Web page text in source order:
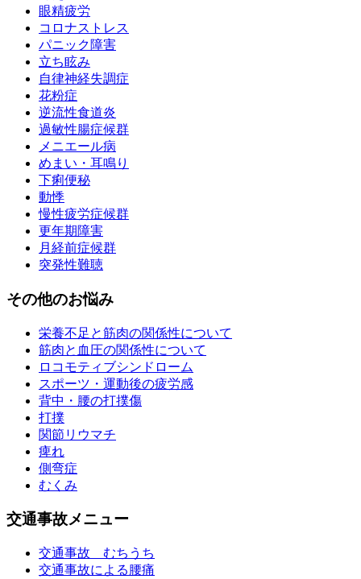
眼精疲労
コロナストレス
パニック障害
立ち眩み
自律神経失調症
花粉症
逆流性食道炎
過敏性腸症候群
メニエール病
めまい・耳鳴り
下痢便秘
動悸
慢性疲労症候群
更年期障害
月経前症候群
突発性難聴
その他のお悩み
栄養不足と筋肉の関係性について
筋肉と血圧の関係性について
ロコモティブシンドローム
スポーツ・運動後の疲労感
背中・腰の打撲傷
打撲
関節リウマチ
痺れ
側弯症
むくみ
交通事故メニュー
交通事故 むちうち
交通事故による腰痛